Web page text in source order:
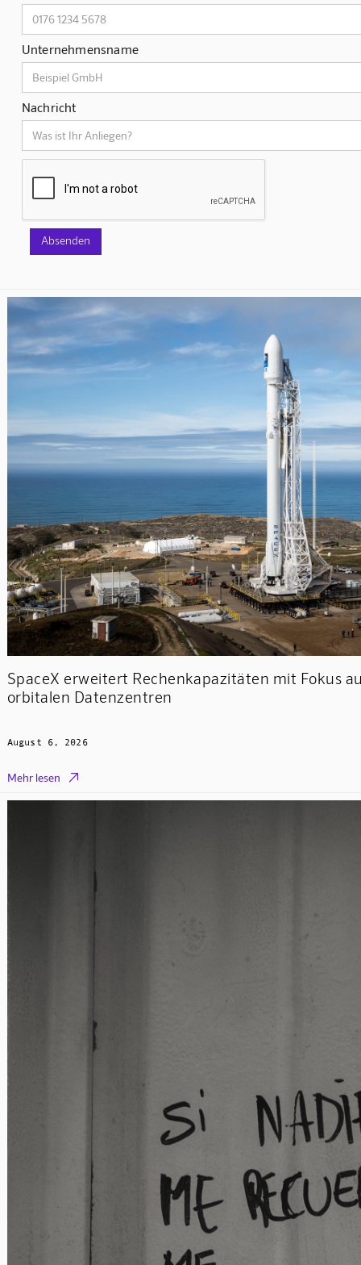
Unternehmensname
Nachricht
SpaceX erweitert Rechenkapazitäten mit Fokus
orbitalen Datenzentren
August 6, 2026
Mehr lesen 